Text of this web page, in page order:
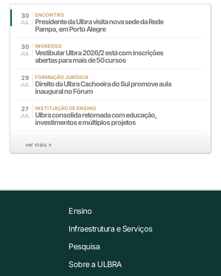
30
JUL
ENCONTRO
Presidente da Ulbra visita nova sede da Rede
Pampa, em Porto Alegre
30
JUL
INGRESSO
Vestibular Ulbra 2026/2 está com inscrições
abertas para mais de 50 cursos
29
JUL
FORMAÇÃO JURÍDICA
Direito da Ulbra Cachoeira do Sul promove aula
inaugural no Fórum
27
JUL
INSTITUIÇÃO DE ENSINO
Ulbra consolida retomada com educação,
investimentos e múltiplos projetos
ver mais »
Ensino
Infraestrutura e Serviços
Pesquisa
Sobre a ULBRA